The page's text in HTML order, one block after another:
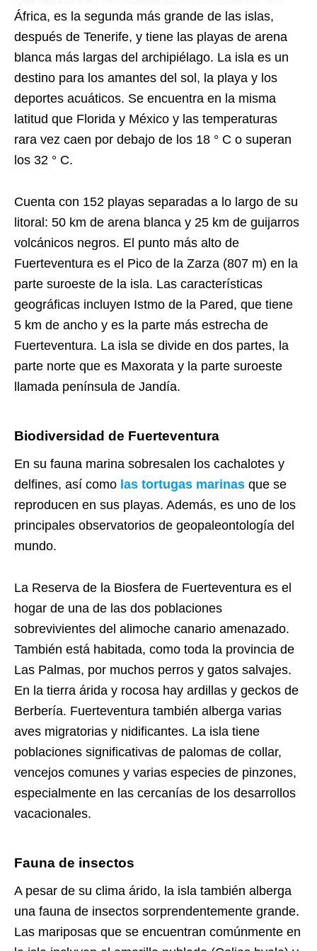
África, es la segunda más grande de las islas,
después de Tenerife, y tiene las playas de arena
blanca más largas del archipiélago. La isla es un
destino para los amantes del sol, la playa y los
deportes acuáticos. Se encuentra en la misma
latitud que Florida y México y las temperaturas
rara vez caen por debajo de los 18 ° C o superan
los 32 ° C.
Cuenta con 152 playas separadas a lo largo de su
litoral: 50 km de arena blanca y 25 km de guijarros
volcánicos negros. El punto más alto de
Fuerteventura es el Pico de la Zarza (807 m) en la
parte suroeste de la isla. Las características
geográficas incluyen Istmo de la Pared, que tiene
5 km de ancho y es la parte más estrecha de
Fuerteventura. La isla se divide en dos partes, la
parte norte que es Maxorata y la parte suroeste
llamada península de Jandía.
Biodiversidad de Fuerteventura
En su fauna marina sobresalen los cachalotes y
delfines, así como las tortugas marinas que se
reproducen en sus playas. Además, es uno de los
principales observatorios de geopaleontología del
mundo.
La Reserva de la Biosfera de Fuerteventura es el
hogar de una de las dos poblaciones
sobrevivientes del alimoche canario amenazado.
También está habitada, como toda la provincia de
Las Palmas, por muchos perros y gatos salvajes.
En la tierra árida y rocosa hay ardillas y geckos de
Berbería. Fuerteventura también alberga varias
aves migratorias y nidificantes. La isla tiene
poblaciones significativas de palomas de collar,
vencejos comunes y varias especies de pinzones,
especialmente en las cercanías de los desarrollos
vacacionales.
Fauna de insectos
A pesar de su clima árido, la isla también alberga
una fauna de insectos sorprendentemente grande.
Las mariposas que se encuentran comúnmente en